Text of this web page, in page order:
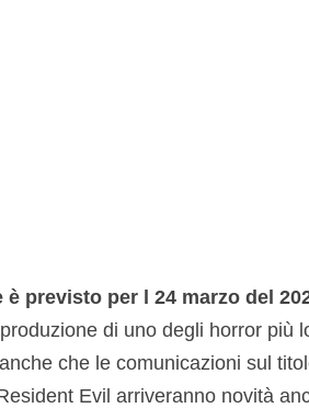
previsto per l 24 marzo del
di uno degli horror più
che le comunicazioni sul
Evil arriveranno novità